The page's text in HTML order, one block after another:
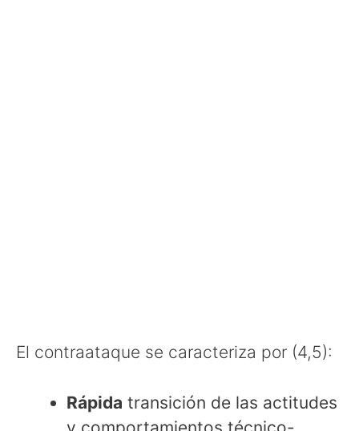
El contraataque se caracteriza por (4,5):
Rápida transición de las actitudes